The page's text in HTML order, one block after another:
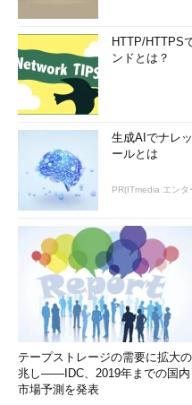
HTTP/HTTPS
ンドとは？
生成AIでナレ
ールとは
PR(ITmedia エンタ
テープストレージの需要に拡大の
兆し――IDC、2019年までの国内
市場予測を発表